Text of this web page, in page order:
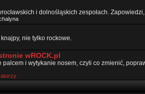
i dolnośląskich zespołach.
knajpy, nie tylko rockowe.
wROCK.pl
palcem i wytykanie nosem, czyli co zmienić,